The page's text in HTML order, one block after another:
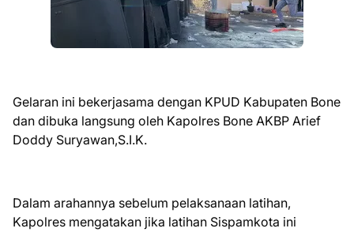
Gelaran ini bekerjasama dengan KPUD Kabupaten Bone
dan dibuka langsung oleh Kapolres Bone AKBP Arief
Doddy Suryawan,S.I.K.
Dalam arahannya sebelum pelaksanaan latihan,
Kapolres mengatakan jika latihan Sispamkota ini